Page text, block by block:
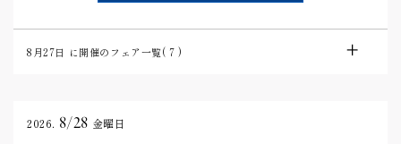
8月27日 に開催のフェア一覧(7 )
2026. 8/28 金曜日